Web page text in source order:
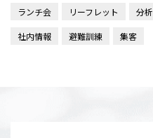
ランチ会 リーフレット 分析
社内情報 避難訓練 集客